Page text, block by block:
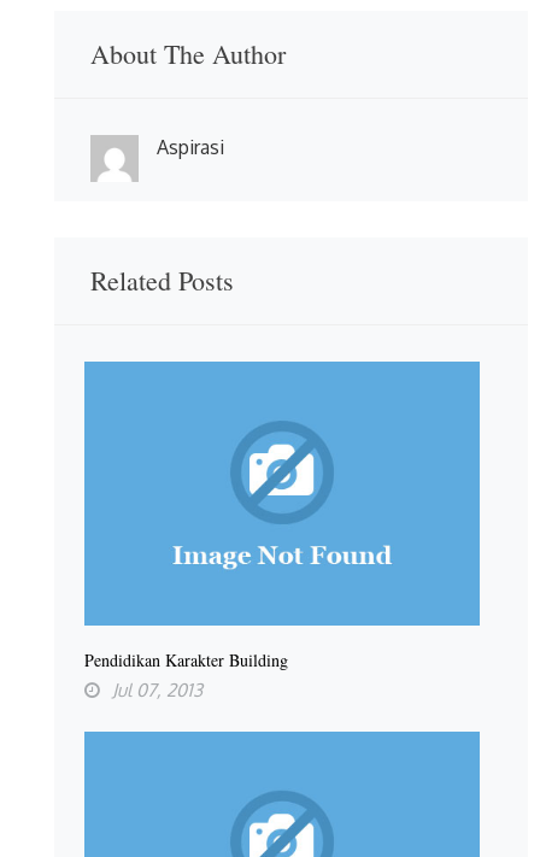
About The Author
Aspirasi
Related Posts
Pendidikan Karakter Building
Jul 07, 2013